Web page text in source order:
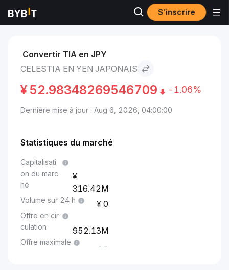
S’inscrire
Marchés Celestia to Yen japonais
Convertir TIA en JPY
CELESTIA EN YEN JAPONAIS
¥ 52.98348269546709 -1.06%
Dernière mise à jour : Aug 6, 2026, 04:00:00
Statistiques du marché
Capitalisati
on du marc
hé
316.42M
Volume sur 24 h 0
Offre en cir
culation
952.13M
Offre maximale --